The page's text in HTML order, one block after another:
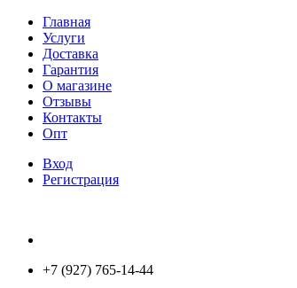
Главная
Услуги
Доставка
Гарантия
О магазине
Отзывы
Контакты
Опт
Вход
Регистрация
+7 (927) 765-14-44